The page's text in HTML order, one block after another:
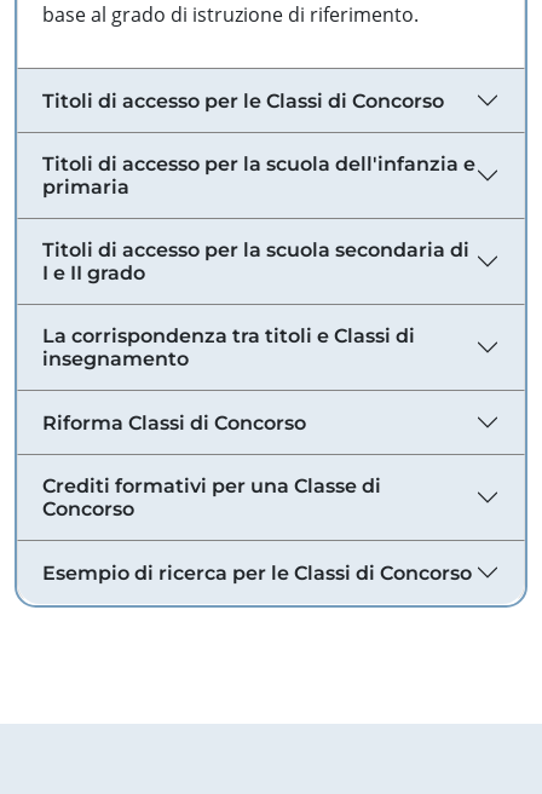
base al grado di istruzione di riferimento.
Titoli di accesso per le Classi di Concorso
Titoli di accesso per la scuola dell'infanzia e
primaria
Titoli di accesso per la scuola secondaria di
I e II grado
La corrispondenza tra titoli e Classi di
insegnamento
Riforma Classi di Concorso
Crediti formativi per una Classe di
Concorso
Esempio di ricerca per le Classi di Concorso